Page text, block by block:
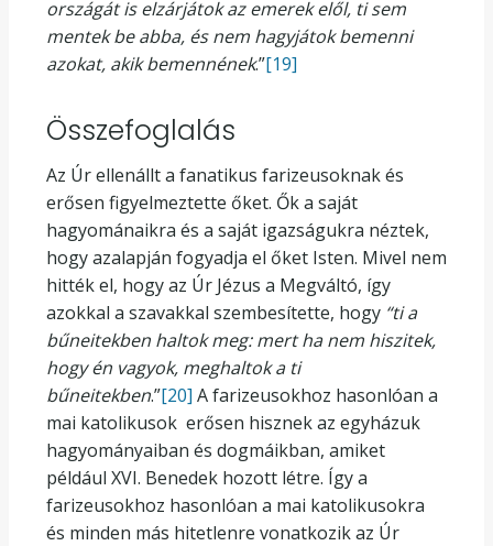
országát is elzárjátok az emerek elől, ti sem
mentek be abba, és nem hagyjátok bemenni
azokat, akik bemennének.”[19]
Összefoglalás
Az Úr ellenállt a fanatikus farizeusoknak és
erősen figyelmeztette őket. Ők a saját
hagyománaikra és a saját igazságukra néztek,
hogy azalapján fogyadja el őket Isten. Mivel nem
hitték el, hogy az Úr Jézus a Megváltó, így
azokkal a szavakkal szembesítette, hogy “ti a
bűneitekben haltok meg: mert ha nem hiszitek,
hogy én vagyok, meghaltok a ti
bűneitekben.”[20] A farizeusokhoz hasonlóan a
mai katolikusok erősen hisznek az egyházuk
hagyományaiban és dogmáikban, amiket
például XVI. Benedek hozott létre. Így a
farizeusokhoz hasonlóan a mai katolikusokra
és minden más hitetlenre vonatkozik az Úr